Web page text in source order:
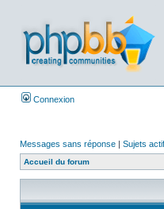
Connexion
Messages sans réponse | Sujets
Accueil du forum